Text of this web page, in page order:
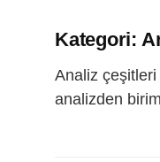
Kategori:
Analiz çeşitleri
analizden